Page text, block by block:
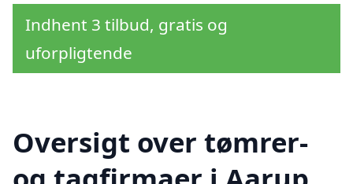
Indhent 3 tilbud, gratis og
uforpligtende
Oversigt over tømrer-